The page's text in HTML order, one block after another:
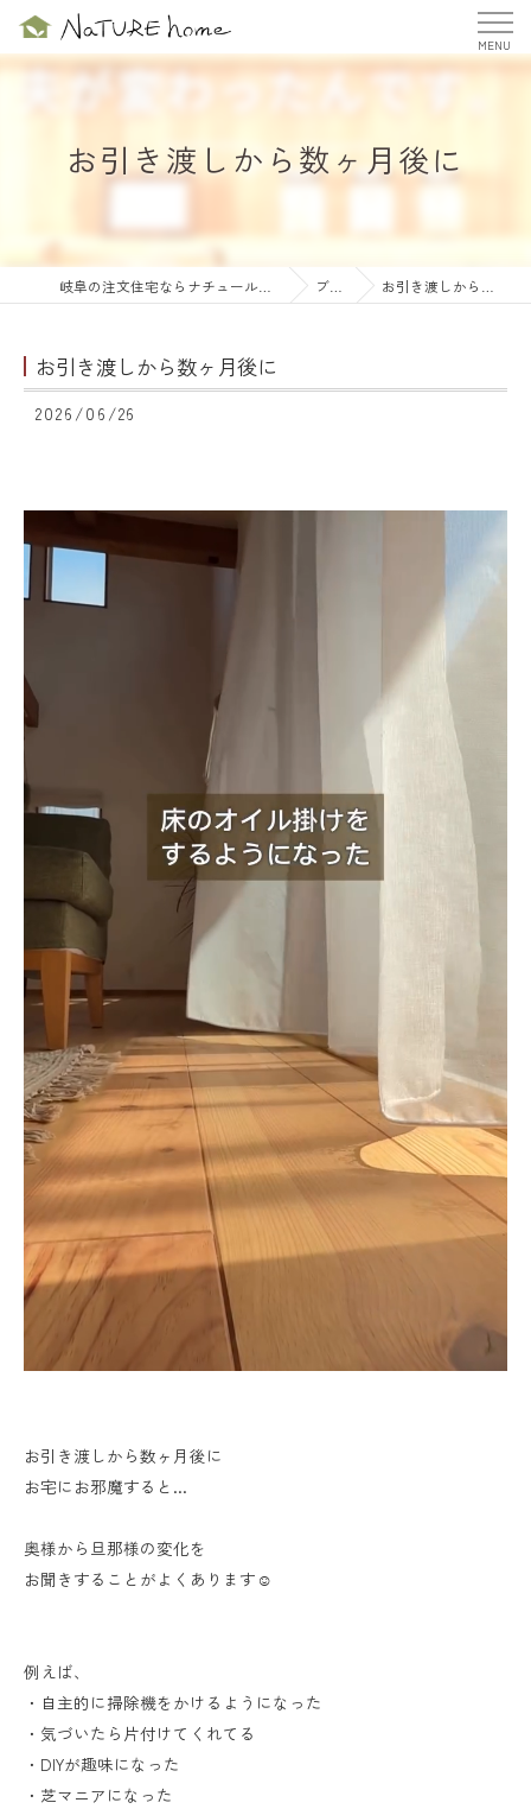
お引き渡しから数ヶ月後に
ブログ お引き渡しから数ヶ月後に
お引き渡しから数ヶ月後に
2026/06/26
お引き渡しから数ヶ月後に
お宅にお邪魔すると...
奥様から旦那様の変化を
お聞きすることがよくあります☺️
例えば、
・自主的に掃除機をかけるようになった
・気づいたら片付けてくれてる
・DIYが趣味になった
・芝マニアになった